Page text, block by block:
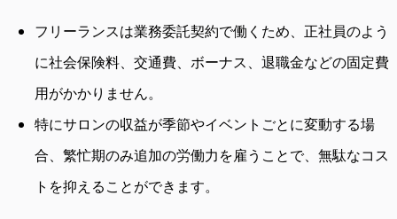
フリーランスは業務委託契約で働くため、正社員のよう
に社会保険料、交通費、ボーナス、退職金などの固定費
用がかかりません。
特にサロンの収益が季節やイベントごとに変動する場
合、繁忙期のみ追加の労働力を雇うことで、無駄なコス
トを抑えることができます。